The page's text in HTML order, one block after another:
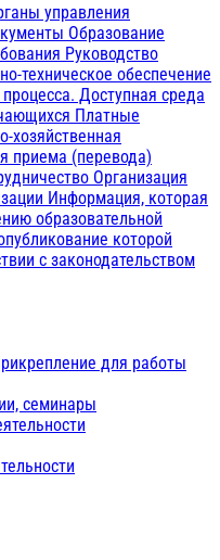
управления
Образование
Руководство
техническое обеспечение
Доступная среда
Платные
хозяйственная
приема (перевода)
Организация
Информация, которая
образовательной
которой
с законодательством
для работы
семинары